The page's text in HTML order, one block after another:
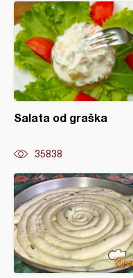
Salata od graška
35838